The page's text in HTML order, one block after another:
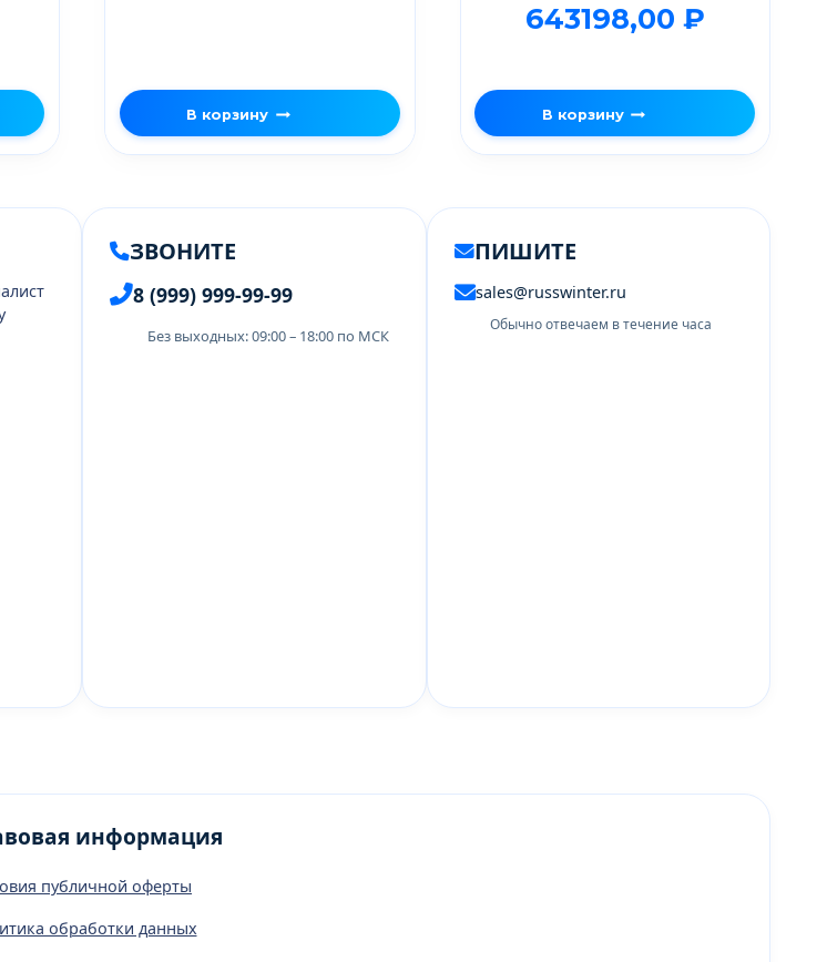
В корзину
643198,00 ₽
В корзину
ЗВОНИТЕ
8 (999) 999-99-99
Без выходных: 09:00 – 18:00 по МСК
ПИШИТЕ
sales@russwinter.ru
Обычно отвечаем в течение часа
информация
публичной оферты
обработки данных